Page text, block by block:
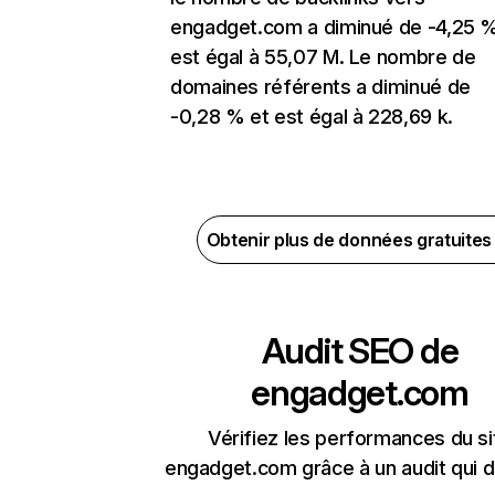
engadget.com a diminué de -4,25
est égal à 55,07 M. Le nombre de
domaines référents a diminué de
-0,28 % et est égal à 228,69 k.
Obtenir plus de données
Audit SEO de
engadget.com
Vérifiez les performances du
engadget.com grâce à un audit qui